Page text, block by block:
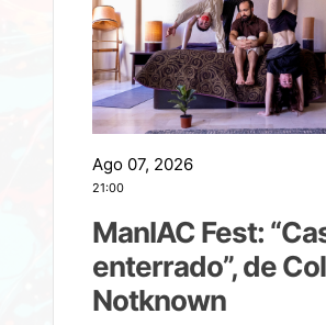
Ago 07, 2026
21:00
ManIAC Fest:
enterrado”, de
Notknown